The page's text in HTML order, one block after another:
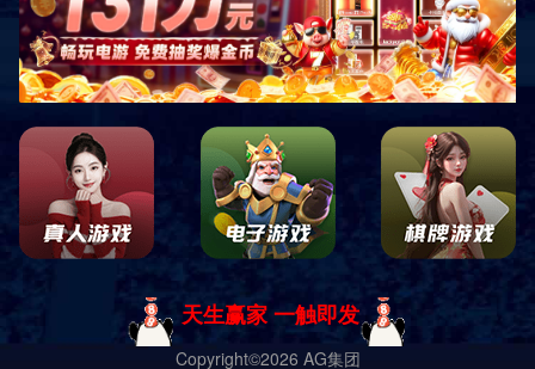
400-618-5620
售后热线
联系我们
地址：山东省德州市宁津县宏图路与香江大道交叉口
东100米路南
电话：18553494288 马总